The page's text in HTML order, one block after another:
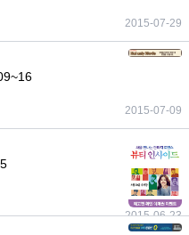
2015-07-29
2015-07-09
2015-06-23